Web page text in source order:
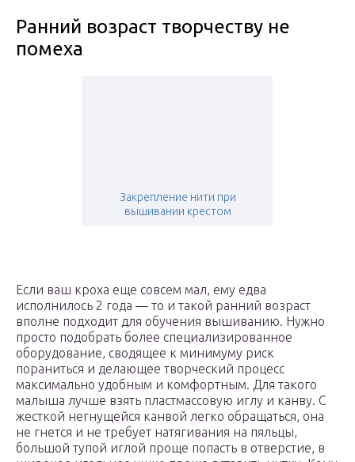
Ранний возраст творчеству не
помеха
Закрепление нити при
вышивании крестом
Если ваш кроха еще совсем мал, ему едва
исполнилось 2 года — то и такой ранний возраст
вполне подходит для обучения вышиванию. Нужно
просто подобрать более специализированное
оборудование, сводящее к минимуму риск
пораниться и делающее творческий процесс
максимально удобным и комфортным. Для такого
малыша лучше взять пластмассовую иглу и канву. С
жесткой негнущейся канвой легко обращаться, она
не гнется и не требует натягивания на пяльцы,
большой тупой иглой проще попасть в отверстие, в